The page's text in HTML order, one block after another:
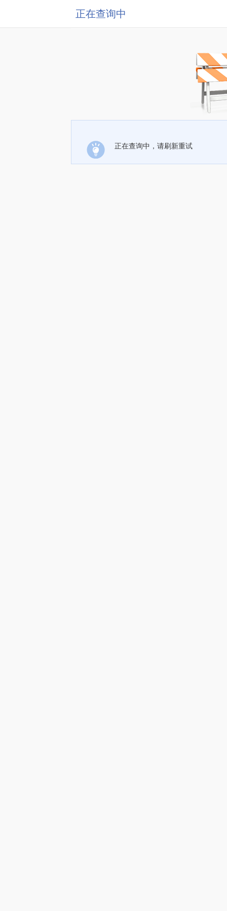
正在查询中
正在查询中，请刷新重试